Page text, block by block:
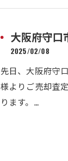
大阪府守口
2025/02/08
先日、大阪府守
様よりご売却査
ります。…